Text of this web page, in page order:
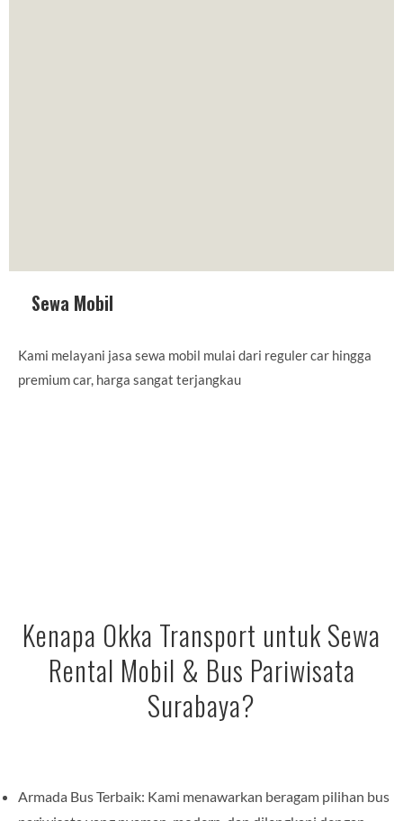
Sewa Mobil
Kami melayani jasa sewa mobil mulai dari reguler car hingga
premium car, harga sangat terjangkau
Kenapa Okka Transport untuk Sewa
Rental Mobil & Bus Pariwisata
Surabaya?
Armada Bus Terbaik: Kami menawarkan beragam pilihan bus